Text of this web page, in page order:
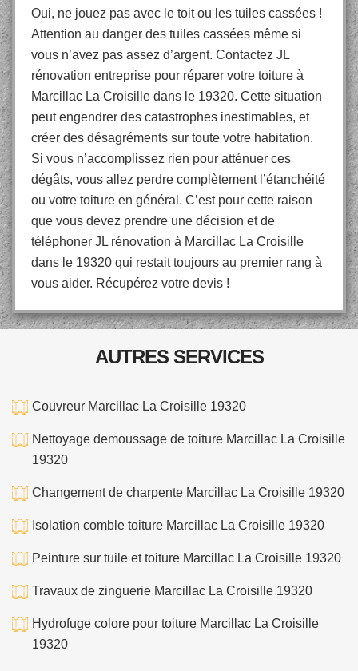
Oui, ne jouez pas avec le toit ou les tuiles cassées !
Attention au danger des tuiles cassées même si
vous n’avez pas assez d’argent. Contactez JL
rénovation entreprise pour réparer votre toiture à
Marcillac La Croisille dans le 19320. Cette situation
peut engendrer des catastrophes inestimables, et
créer des désagréments sur toute votre habitation.
Si vous n’accomplissez rien pour atténuer ces
dégâts, vous allez perdre complètement l’étanchéité
ou votre toiture en général. C’est pour cette raison
que vous devez prendre une décision et de
téléphoner JL rénovation à Marcillac La Croisille
dans le 19320 qui restait toujours au premier rang à
vous aider. Récupérez votre devis !
AUTRES SERVICES
Couvreur Marcillac La Croisille 19320
Nettoyage demoussage de toiture Marcillac La Croisille
19320
Changement de charpente Marcillac La Croisille 19320
Isolation comble toiture Marcillac La Croisille 19320
Peinture sur tuile et toiture Marcillac La Croisille 19320
Travaux de zinguerie Marcillac La Croisille 19320
Hydrofuge colore pour toiture Marcillac La Croisille
19320